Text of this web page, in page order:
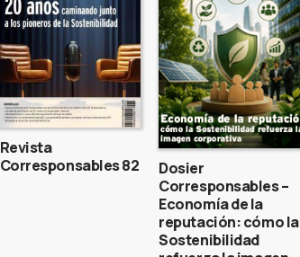
Revista
Corresponsables 82
Dosier
Corresponsables –
Economía de la
reputación: cómo la
Sostenibilidad